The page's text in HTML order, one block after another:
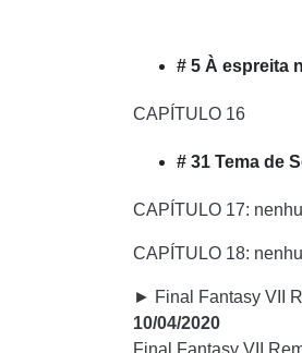
# 5 À espreita
CAPÍTULO 16
# 31 Tema de
CAPÍTULO 17:
CAPÍTULO 18:
► Final Fantasy VII
10/04/2020
Final Fantasy VII